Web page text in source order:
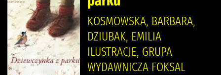
KOSMOWSKA, BARBARA,
DZIUBAK, EMILIA
ILUSTRACJE, GRUPA
WYDAWNICZA FOKSAL